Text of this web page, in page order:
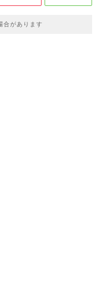
合があります